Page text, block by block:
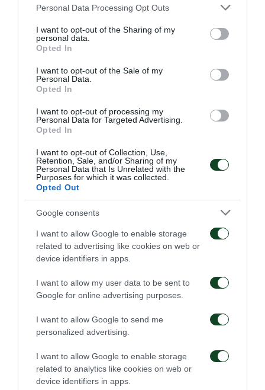
Please note that this website/app uses one or more Google
not limited to your visit or usage behaviour. You may click to
grant or deny consent to Google and its third-party tags to
use your data for below specified purposes in below Google
consent section.
Personal Data Processing Opt Outs
I want to opt-out of the Sharing of my
personal data.
Opted In
I want to opt-out of the Sale of my
Personal Data.
Opted In
I want to opt-out of processing my
Personal Data for Targeted Advertising.
Opted In
I want to opt-out of Collection, Use,
Retention, Sale, and/or Sharing of my
Personal Data that Is Unrelated with the
Purposes for which it was collected.
Opted Out
Google consents
I want to allow Google to enable storage
related to advertising like cookies on web or
device identifiers in apps.
I want to allow my user data to be sent to
Google for online advertising purposes.
I want to allow Google to send me
personalized advertising.
I want to allow Google to enable storage
related to analytics like cookies on web or
device identifiers in apps.
cualificarse para las semifinales de la Copa de Grecia.
A pesar de la «ducha de agua fría» los Verdes
insistieron creando ocasiones, tres veces por lo
lograrlo… Por consiguiente las cosas eran casi hechas
mientras que el Trébol estaba esperando un milagro
durante todo el segundo tiempo. El gol marcado
por Púguras, en el minuto 76, no fue suficiente para
cambiar el rumbo del juego. El Panathinaikos perdió
2-1 y ha sido descalificado de la competición de la
Copa de Grecia.
Desde ahora en adelante el Trébol debe mirar hacia
el campeonato, intentando ganar el «ticket» que lo
llevará a las competiciones de las Copas Europeas
de la próxima temporada, que es una de las metas
más importantes.
Panathinaikos: Diudis, Vélez, Schenkeveld, Sankharé
(59’ Μauricio), Μoló, Jatzitheodoridis (65’ Juankar),